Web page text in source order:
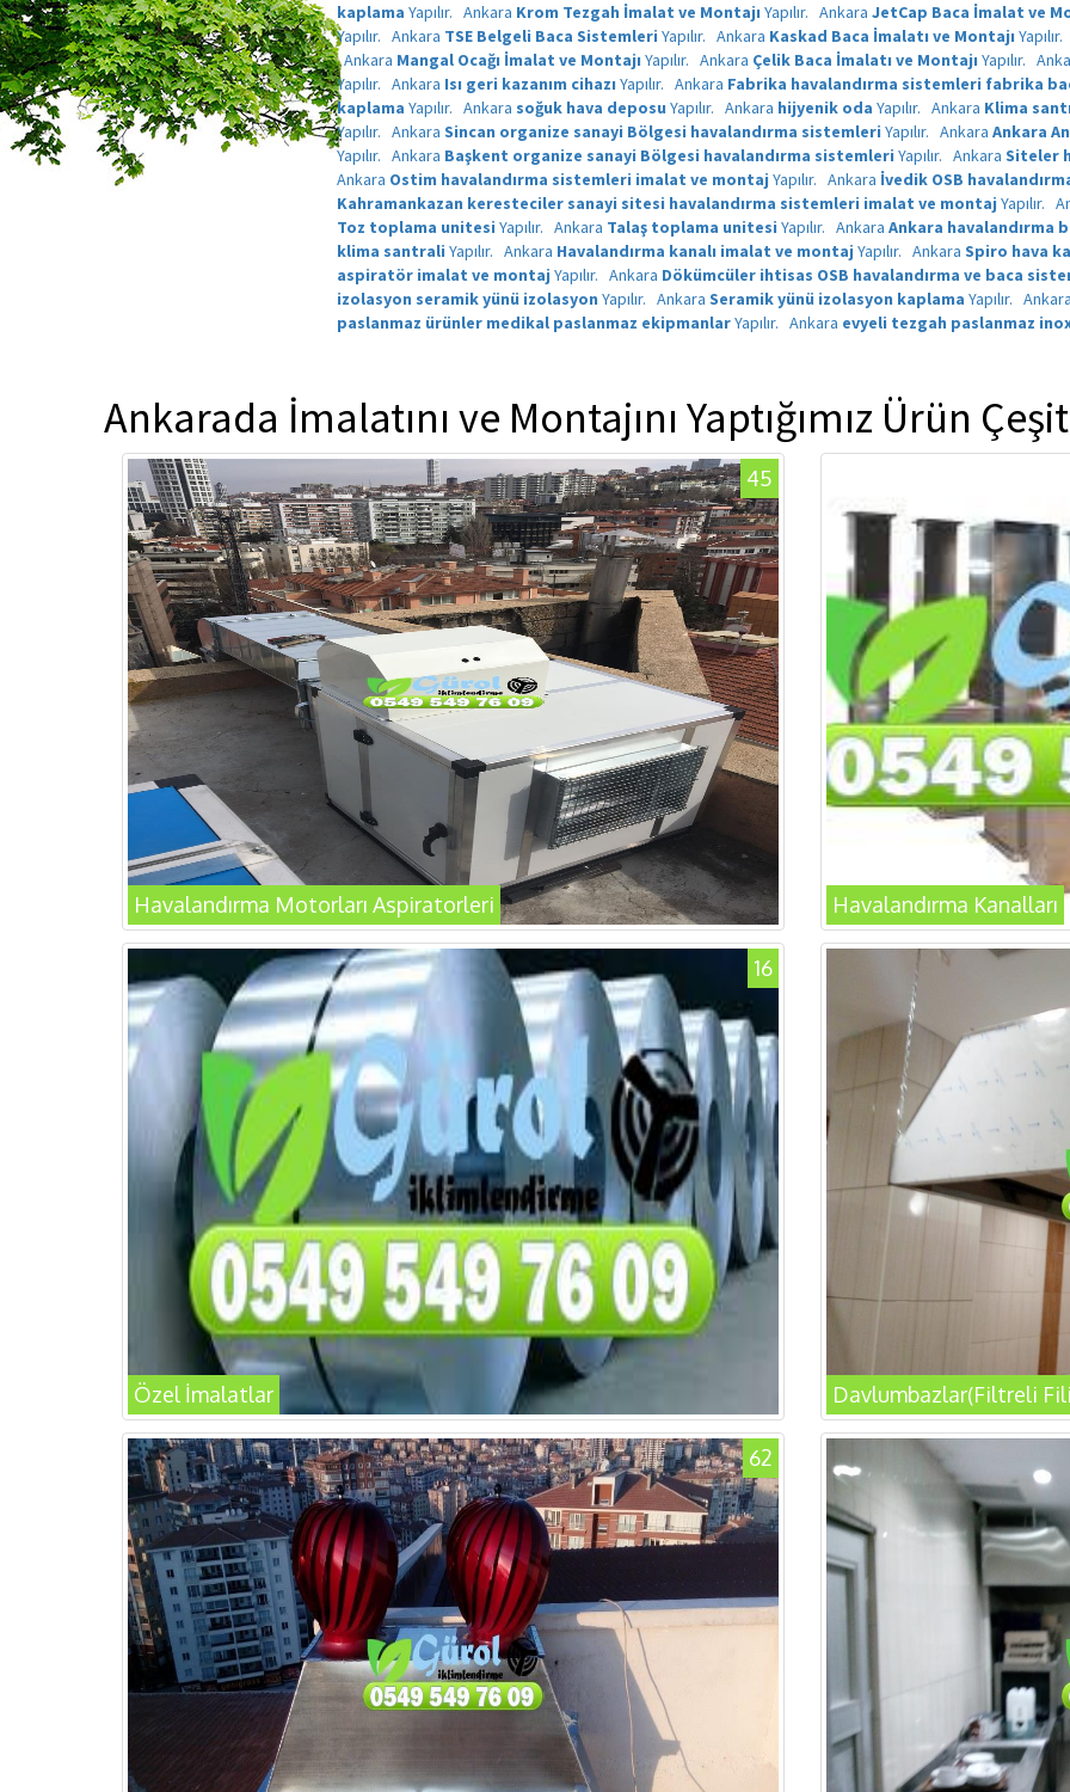
kaplama Yapılır. Ankara Krom Tezgah İmalat ve Montajı Yapılır. Ankara JetCap Baca İmalat ve
Yapılır. Ankara TSE Belgeli Baca Sistemleri Yapılır. Ankara Kaskad Baca İmalatı ve Montajı Yapılır.
Ankara Mangal Ocağı İmalat ve Montajı Yapılır. Ankara Çelik Baca İmalatı ve Montajı Yapılır.
Yapılır. Ankara Isı geri kazanım cihazı Yapılır. Ankara Fabrika havalandırma sistemleri fabrika
kaplama Yapılır. Ankara soğuk hava deposu Yapılır. Ankara hijyenik oda Yapılır. Ankara Klima
Yapılır. Ankara Sincan organize sanayi Bölgesi havalandırma sistemleri Yapılır. Ankara Ankara
Yapılır. Ankara Başkent organize sanayi Bölgesi havalandırma sistemleri Yapılır. Ankara Siteler
Ankara Ostim havalandırma sistemleri imalat ve montaj Yapılır. Ankara İvedik OSB
Kahramankazan keresteciler sanayi sitesi havalandırma sistemleri imalat ve montaj Yapılır.
Toz toplama unitesi Yapılır. Ankara Talaş toplama unitesi Yapılır. Ankara Ankara havalandırma
klima santrali Yapılır. Ankara Havalandırma kanalı imalat ve montaj Yapılır. Ankara Spiro hava
aspiratör imalat ve montaj Yapılır. Ankara Dökümcüler ihtisas OSB havalandırma ve baca
izolasyon seramik yünü izolasyon Yapılır. Ankara Seramik yünü izolasyon kaplama Yapılır.
paslanmaz ürünler medikal paslanmaz ekipmanlarYapılır. Ankara evyeli tezgah paslanmaz
Ankarada İmalatını ve Montajını Yaptığımız Ürün
45
Havalandırma Motorları Aspiratorleri Havalandırma Kanalları
16
Özel İmalatlar Davlumbazlar(Filtreli
62